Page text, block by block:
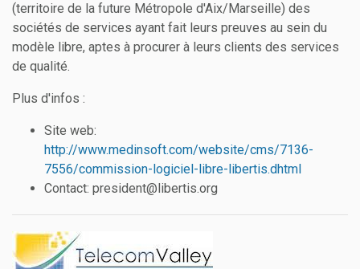
(territoire de la future Métropole d'Aix/Marseille) des
sociétés de services ayant fait leurs preuves au sein du
modèle libre, aptes à procurer à leurs clients des services
de qualité.
Plus d'infos :
Site web:
http://www.medinsoft.com/website/cms/7136-
7556/commission-logiciel-libre-libertis.dhtml
Contact: president@libertis.org